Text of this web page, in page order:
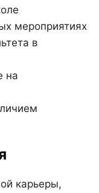
мероприятиях
в
на
карьеры,